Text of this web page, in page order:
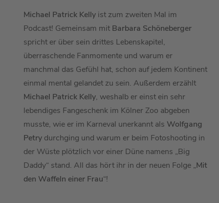
Michael Patrick Kelly ist zum zweiten Mal im
Podcast! Gemeinsam mit Barbara Schöneberger
spricht er über sein drittes Lebenskapitel,
überraschende Fanmomente und warum er
manchmal das Gefühl hat, schon auf jedem Kontinent
einmal mental gelandet zu sein. Außerdem erzählt
Michael Patrick Kelly, weshalb er einst ein sehr
lebendiges Fangeschenk im Kölner Zoo abgeben
musste, wie er im Karneval unerkannt als Wolfgang
Petry durchging und warum er beim Fotoshooting in
der Wüste plötzlich vor einer Düne namens „Big
Daddy“ stand. All das hört ihr in der neuen Folge „Mit
den Waffeln einer Frau“!